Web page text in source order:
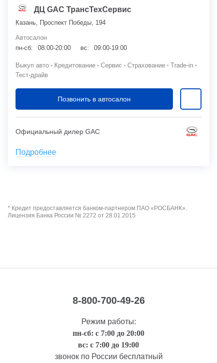
ДЦ GAC ТрансТехСервис
Казань, Проспект Победы, 194
Автосалон
пн-сб:
08:00-20:00 вс: 09:00-19:00
Выкуп авто Кредитование Сервис Страхование
Trade-in
Тест-драйв
Позвонить в автосалон
Официальный дилер GAC
Подробнее
* Кредит предоставляется банком-партнером ПАО «РОСБАНК».
Лицензия Банка России № 2272 от 28.01.2015
8-800-700-49-26
Режим работы:
пн-сб: с 7:00 до 20:00
вс: с 7:00 до 19:00
звонок по России бесплатный